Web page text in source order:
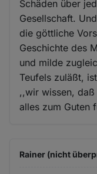
Schäden über
Gesellschaft.
die göttliche
Geschichte des
und milde
Teufels zuläßt,
,,wir wissen,
alles zum Guten
Rainer (nicht